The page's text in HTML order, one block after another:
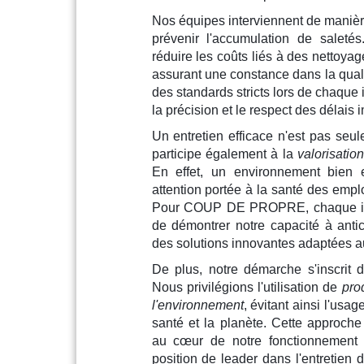
Nos équipes interviennent de
prévenir l'accumulation de
réduire les coûts liés à des
assurant une constance dans la
des standards stricts lors de
la précision et le respect des délais
Un entretien efficace n'est pas
participe également à la
En effet, un environnement bien
attention portée à la santé des
Pour COUP DE PROPRE, chaque
de démontrer notre capacité à
des solutions innovantes adaptées
De plus, notre démarche s'inscrit
Nous privilégions l'utilisation de
l'environnement, évitant ainsi
santé et la planète. Cette
au cœur de notre
position de leader dans l'entretien